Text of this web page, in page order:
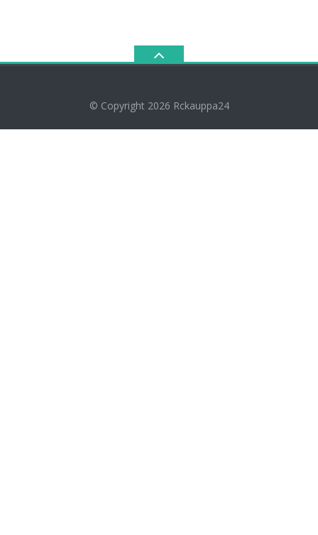
© Copyright 2026 Rckauppa24